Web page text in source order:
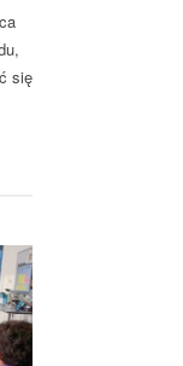
się